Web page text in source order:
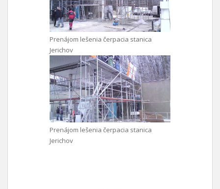
Prenájom lešenia čerpacia stanica
Jerichov
Prenájom lešenia čerpacia stanica
Jerichov